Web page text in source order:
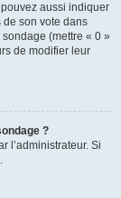
aussi indiquer
de son vote dans
(mettre « 0 »
de modifier leur
?
l’administrateur. Si